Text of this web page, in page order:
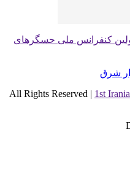
کنفرانس ملی حسگرهای
شرق
1st